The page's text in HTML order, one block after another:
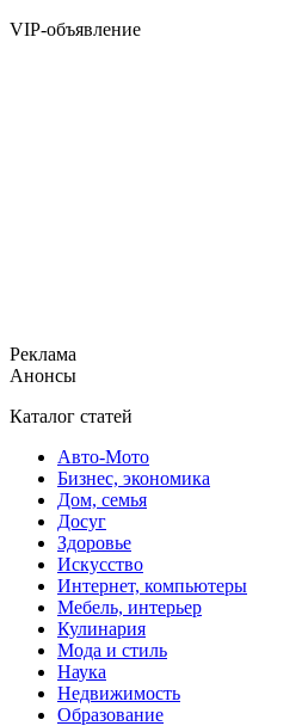
VIP-объявление
Реклама
Анонсы
Каталог статей
Авто-Мото
Бизнес, экономика
Дом, семья
Досуг
Здоровье
Искусство
Интернет, компьютеры
Мебель, интерьер
Кулинария
Мода и стиль
Наука
Недвижимость
Образование